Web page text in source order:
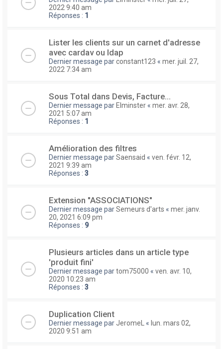
2022 9:40 am
Réponses : 1
Lister les clients sur un carnet d'adresse
avec cardav ou ldap
Dernier message parconstant123 « mer. juil. 27,
2022 7:34 am
Sous Total dans Devis, Facture...
Dernier message parElminster « mer. avr. 28,
2021 5:07 am
Réponses : 1
Amélioration des filtres
Dernier message parSaensaid « ven. févr. 12,
2021 9:39 am
Réponses : 3
Extension "ASSOCIATIONS"
Dernier message parSemeurs d'arts « mer. janv.
20, 2021 6:09 pm
Réponses : 9
Plusieurs articles dans un article type
'produit fini'
Dernier message partom75000 « ven. avr. 10,
2020 10:23 am
Réponses : 3
Duplication Client
Dernier message par JeromeL « lun. mars 02,
2020 9:51 am